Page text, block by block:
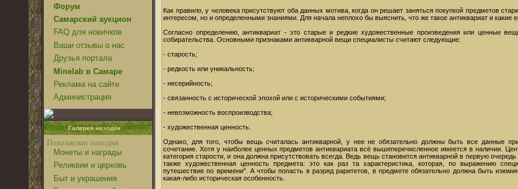
Форум
Самарский аукцион
FAQ для новичков
Ваши отзывы о нас
Друзья портала
Minelab в Самаре
Реклама на сайте
Администрация
Галерея находок
Поволжские находки
Монеты и награды
Реликвии и церковь
Быт и украшения
Как правило, у человека присутствуют оба данных мотива, когда он решает заняться покупкой предметов
интересом, но и определенными знаниями. Для начала неплохо бы выяснить, что же такое антиквариат и какие
Согласно определению, антиквариат - это старые и редкие художественные произведения или ценные
собирательства. Основными признаками антикварной вещи специалисты считают следующие:
- старость;
- редкость или уникальность;
- несерийность;
- связанность с исторической эпохой или с историческими событиями;
- невозможность воспроизводства;
- художественная ценность.
Однако, для того, чтобы вещь считалась антикварной, у нее не обязательно должны быть все данные
сочетание. Хотя у наиболее ценных предметов антиквариата всё вышеперечисленное имеется в наличии.
категория старости, и она должна присутствовать всегда. Ведь вещь становится антикварной в первую
также художественная ценность предмета: это как раз та характеристика, которая, по выражению
путешествие по времени". А чтобы попасть в разряд раритетов, в предмете обязательно должна быть
какая-либо историческая особенность.